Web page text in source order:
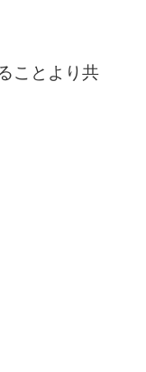
ことより共